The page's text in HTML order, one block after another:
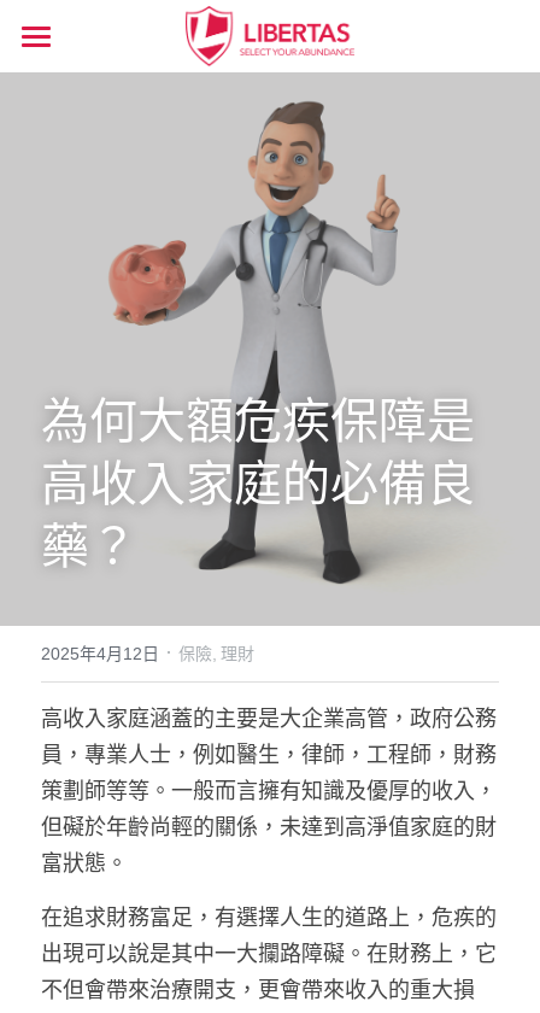
所有博客分類
保險
傳承
感想
投資
理財
退休
服務內容
傳媒訪問
傳承對話
搜索
為何大額危疾保障是
高收入家庭的必備良
藥？
2025年4月12日 · 保險, 理財
高收入家庭涵蓋的主要是大企業高管，政府公務
員，專業人士，例如醫生，律師，工程師，財務
策劃師等等。一般而言擁有知識及優厚的收入，
但礙於年齡尚輕的關係，未達到高淨值家庭的財
富狀態。
在追求財務富足，有選擇人生的道路上，危疾的
出現可以說是其中一大攔路障礙。在財務上，它
不但會帶來治療開支，更會帶來收入的重大損